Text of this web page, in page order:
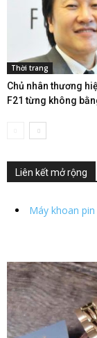
Thời trang
Chủ nhân thương
F21 từng không
Liên kết mở rộng
Máy khoan